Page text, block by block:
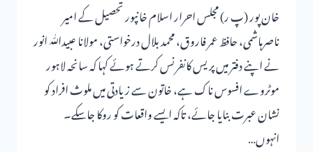
خان پور (پ ر) مجلس احرار اسلام خانپور تحصیل کے امیر
ناصرہاشمی، حافظ عمر فاروق، محمد بلال درخواستی، مولانا عبیداللّٰه انور
نے اپنے دفتر میں پریس کانفرنس کرتے ہوئے کہا کہ سانحہ لاہور
موٹروے افسوس ناک ہے، خاتون سے زیادتی میں ملوث افراد کو
نشان عبرت بنایا جائے، تاکہ ایسے واقعات کو روکا جاسکے۔
انہوں…